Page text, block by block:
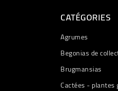
CATÉGORIES
Agrumes
Begonias de
Brugmansias
Cactées - plantes